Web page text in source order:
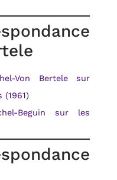
Von Bertele sur
(1961)
Beguin sur les